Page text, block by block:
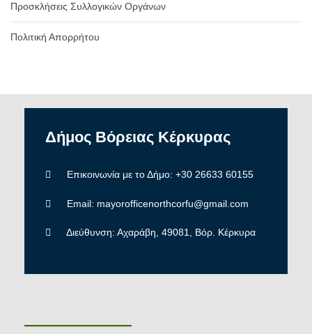
Προσκλήσεις Συλλογικών Οργάνων
Πολιτική Απορρήτου
Δήμος Βόρειας Κέρκυρας
Επικοινωνία με το Δήμο: +30 26633 60155
Email: mayorofficenorthcorfu@gmail.com
Διεύθυνση: Αχαράβη, 49081, Βόρ. Κέρκυρα
———————